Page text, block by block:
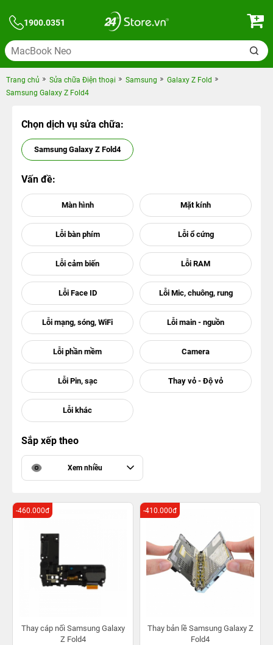
1900.0351
Trang chủ Sửa chữa Điện thoại Samsung
Galaxy Z Fold
Samsung Galaxy Z Fold4
Chọn dịch vụ sửa chữa:
Samsung Galaxy Z Fold4
Vấn đề:
Sắp xếp theo
Xem nhiều
Thay cáp nối Samsung Galaxy
Z Fold4
-460.000đ
Thay bản lề Samsung Galaxy Z
Fold4
-410.000đ